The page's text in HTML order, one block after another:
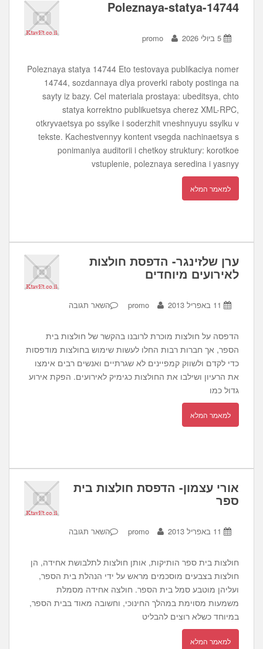
Poleznaya-statya-14744
5 ביולי 2026 promo
Poleznaya statya 14744 Eto testovaya publikaciya nomer
14744, sozdannaya dlya proverki raboty postinga na
sayty iz bazy. Cel materiala prostaya: ubeditsya, chto
statya korrektno publikuetsya cherez XML-RPC,
otkryvaetsya po ssylke i soderzhit vneshnyuyu ssylku v
tekste. Kachestvennyy kontent vsegda nachinaetsya s
ponimaniya auditorii i chetkoy struktury: korotkoe
vstuplenie, poleznaya seredina i yasnyy
למאמר המלא
ערן שלזינגר- הדפסת חולצות
לאירועים מיוחדים
11 באפריל 2013 promo השאר תגובה
הדפסה על חולצות מוכרת לרובנו בהקשר של חולצות בית
הספר, אך חברות רבות החלו לעשות שימוש בחולצות מודפסות
כדי לקדם ולשווק קמפיינים לא שגרתיים ואנשים רבים אימצו
את הרעיון ושילבו את החולצות כגימיק לאירועים. הפקת אירוע
גדול כמו
למאמר המלא
אורי עצמון- הדפסת חולצות בית
ספר
11 באפריל 2013 promo השאר תגובה
חולצות בית ספר הותיקות, אותן חולצות לתלבושת אחידה, הן
חולצות בצבעים מוסכמים מראש על ידי הנהלת בית הספר,
ועליהן מוטבע סמל בית הספר. חולצה אחידה מסמלת
משמעות מסוימת במהלך החינוכי, וחשובה מאוד בבית הספר,
במיוחד כשלא רוצים להבליט
למאמר המלא